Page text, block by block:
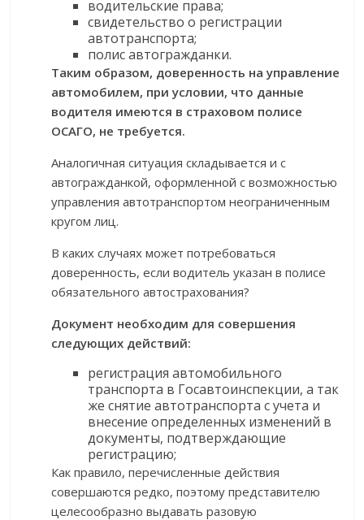
водительские права;
свидетельство о регистрации
автотранспорта;
полис автогражданки.
Таким образом, доверенность на управление
автомобилем, при условии, что данные
водителя имеются в страховом полисе
ОСАГО, не требуется.
Аналогичная ситуация складывается и с
автогражданкой, оформленной с возможностью
управления автотранспортом неограниченным
кругом лиц.
В каких случаях может потребоваться
доверенность, если водитель указан в полисе
обязательного автострахования?
Документ необходим для совершения
следующих действий:
регистрация автомобильного
транспорта в Госавтоинспекции, а так
же снятие автотранспорта с учета и
внесение определенных изменений в
документы, подтверждающие
регистрацию;
Как правило, перечисленные действия
совершаются редко, поэтому представителю
целесообразно выдавать разовую